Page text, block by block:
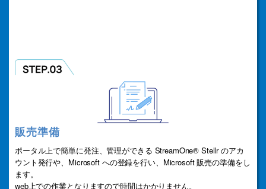
販売準備
ポータル上で簡単に発注、管理ができる StreamOne® Stellr のアカ
ウント発行や、Microsoft への登録を行い、Microsoft 販売の準備をし
ます。
web上での作業となりますので時間はかかりません。